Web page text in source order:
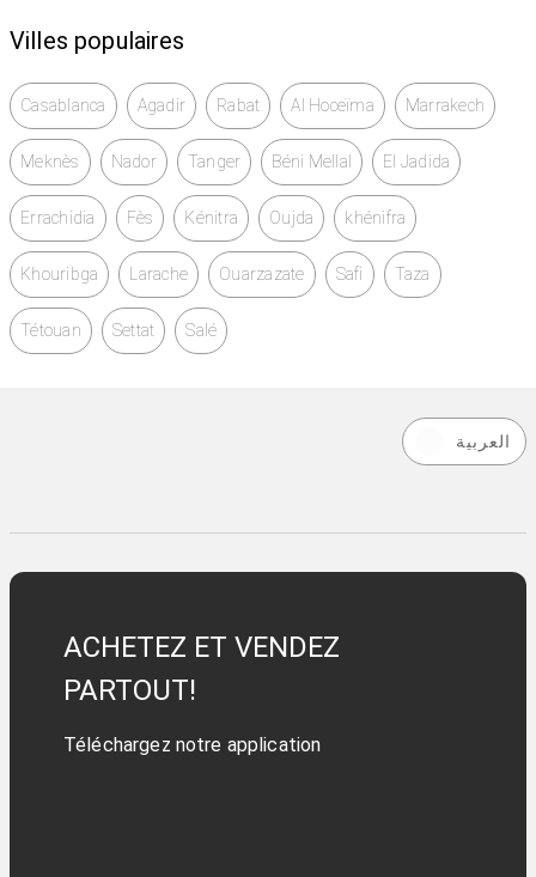
Villes populaires
Casablanca Agadir Rabat Al Hoceïma Marrakech
Meknès Nador Tanger Béni Mellal El Jadida
Errachidia Fès Kénitra Oujda khénifra
Khouribga Larache Ouarzazate Safi Taza
Tétouan Settat Salé
العربية
ACHETEZ ET VENDEZ
PARTOUT!
Téléchargez notre application